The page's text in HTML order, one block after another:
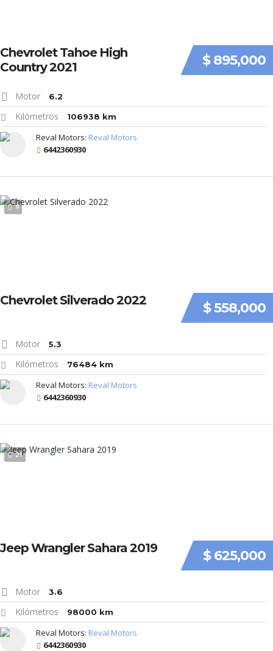
$ 895,000
Chevrolet Tahoe High
Country 2021
Motor 6.2
Kilómetros 106938 km
Reval Motors: Reval Motors
6442360930
9
$ 558,000
Chevrolet Silverado 2022
Motor 5.3
Kilómetros 76484 km
Reval Motors: Reval Motors
6442360930
21
$ 625,000
Jeep Wrangler Sahara 2019
Motor 3.6
Kilómetros 98000 km
Reval Motors: Reval Motors
6442360930